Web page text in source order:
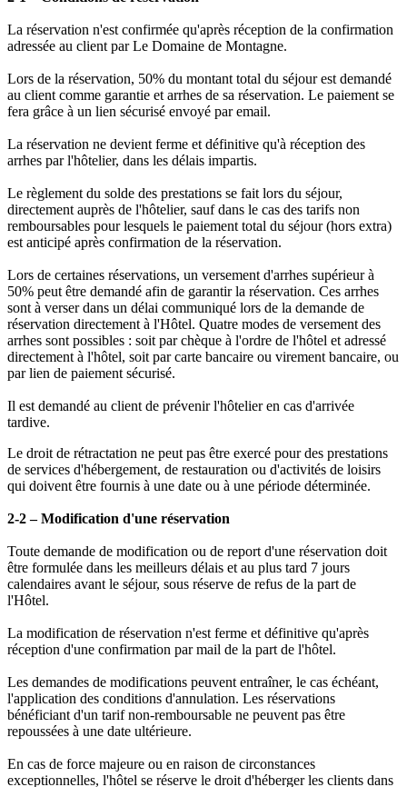
La réservation n'est confirmée qu'après réception de la confirmation
adressée au client par Le Domaine de Montagne.
Lors de la réservation, 50% du montant total du séjour est demandé
au client comme garantie et arrhes de sa réservation. Le paiement se
fera grâce à un lien sécurisé envoyé par email.
La réservation ne devient ferme et définitive qu'à réception des
arrhes par l'hôtelier, dans les délais impartis.
Le règlement du solde des prestations se fait lors du séjour,
directement auprès de l'hôtelier, sauf dans le cas des tarifs non
remboursables pour lesquels le paiement total du séjour (hors extra)
est anticipé après confirmation de la réservation.
Lors de certaines réservations, un versement d'arrhes supérieur à
50% peut être demandé afin de garantir la réservation. Ces arrhes
sont à verser dans un délai communiqué lors de la demande de
réservation directement à l'Hôtel. Quatre modes de versement des
arrhes sont possibles : soit par chèque à l'ordre de l'hôtel et adressé
directement à l'hôtel, soit par carte bancaire ou virement bancaire, ou
par lien de paiement sécurisé.
Il est demandé au client de prévenir l'hôtelier en cas d'arrivée
tardive.
Le droit de rétractation ne peut pas être exercé pour des prestations
de services d'hébergement, de restauration ou d'activités de loisirs
qui doivent être fournis à une date ou à une période déterminée.
2-2 – Modification d'une réservation
Toute demande de modification ou de report d'une réservation doit
être formulée dans les meilleurs délais et au plus tard 7 jours
calendaires avant le séjour, sous réserve de refus de la part de
l'Hôtel.
La modification de réservation n'est ferme et définitive qu'après
réception d'une confirmation par mail de la part de l'hôtel.
Les demandes de modifications peuvent entraîner, le cas échéant,
l'application des conditions d'annulation. Les réservations
bénéficiant d'un tarif non-remboursable ne peuvent pas être
repoussées à une date ultérieure.
En cas de force majeure ou en raison de circonstances
exceptionnelles, l'hôtel se réserve le droit d'héberger les clients dans